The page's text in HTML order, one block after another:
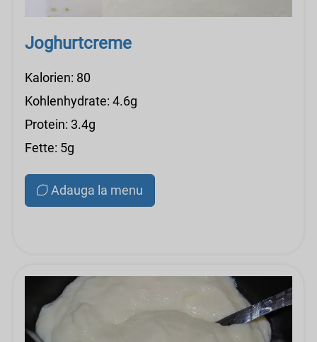
Joghurtcreme
Kalorien: 80
Kohlenhydrate: 4.6g
Protein: 3.4g
Fette: 5g
Adauga la menu